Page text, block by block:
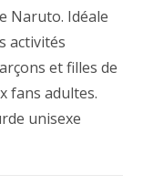
Naruto. Idéale
activités
et filles de
fans adultes.
unisexe